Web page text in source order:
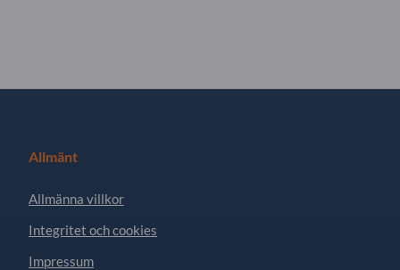
Allmänt
Allmänna villkor
Integritet och cookies
Impressum